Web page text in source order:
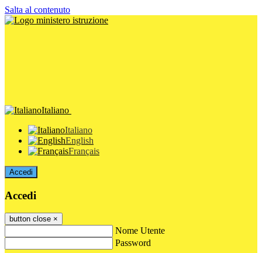
Salta al contenuto
Italiano
Italiano
English
Français
Accedi
Accedi
button close ×
Nome Utente
Password